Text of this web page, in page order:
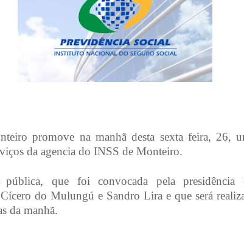
promove na manhã desta sexta feira, 26,
da agencia do INSS de Monteiro.
pública, que foi convocada pela presidência
do Mulungú e Sandro Lira e que será
da manhã.